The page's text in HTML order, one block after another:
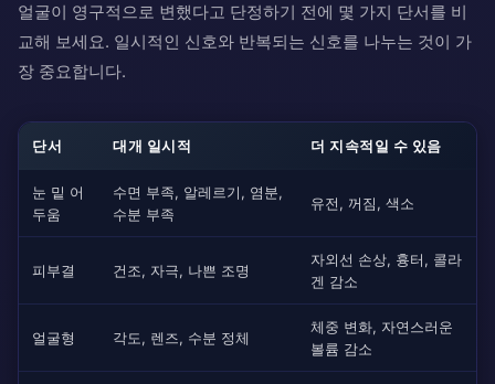
얼굴이 영구적으로 변했다고 단정하기 전에 몇 가지 단서를 비
교해 보세요. 일시적인 신호와 반복되는 신호를 나누는 것이 가
장 중요합니다.
단서 대개 일시적 더 지속적일 수 있음
눈 밑 어
두움
수면 부족, 알레르기, 염분,
수분 부족
유전, 꺼짐, 색소
피부결 건조, 자극, 나쁜 조명
자외선 손상, 흉터, 콜라
겐 감소
얼굴형 각도, 렌즈, 수분 정체
체중 변화, 자연스러운
볼륨 감소